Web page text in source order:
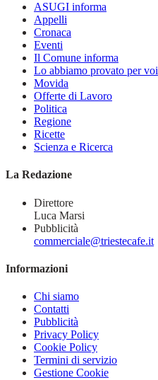
ASUGI informa
Appelli
Cronaca
Eventi
Il Comune informa
Lo abbiamo provato per voi
Movida
Offerte di Lavoro
Politica
Regione
Ricette
Scienza e Ricerca
La Redazione
Direttore
Luca Marsi
Pubblicità
commerciale@triestecafe.it
Informazioni
Chi siamo
Contatti
Pubblicità
Privacy Policy
Cookie Policy
Termini di servizio
Gestione Cookie